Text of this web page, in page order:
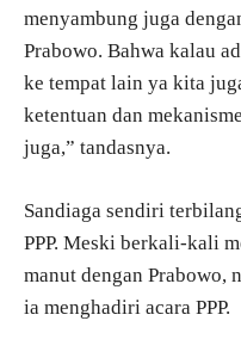
menyambung juga
Prabowo. Bahwa kalau
ke tempat lain ya kita
ketentuan dan
juga,” tandasnya.
Sandiaga sendiri
PPP. Meski berkali-kali
manut dengan Prabowo,
ia menghadiri acara PPP.